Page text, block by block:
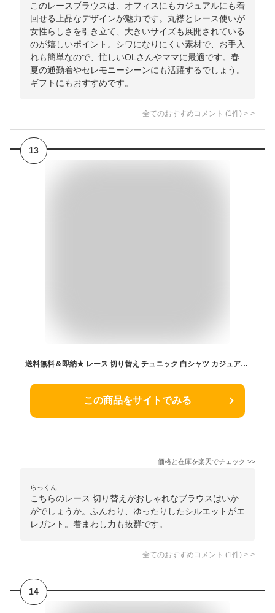
このレースブラウスは、オフィスにもカジュアルにも着
回せる上品なデザインが魅力です。丸襟とレース使いが
女性らしさを引き立て、大きいサイズも展開されている
のが嬉しいポイント。シワになりにくい素材で、お手入
れも簡単なので、忙しいOLさんやママに最適です。春
夏の通勤着やセレモニーシーンにも活躍するでしょう。
ギフトにもおすすめです。
全てのおすすめコメント (1 件) >
13
送料無料＆即納★ レース 切り替え チュニック 白シャツ カジュアル きれいめ 上品 ロング 五分袖 春 夏 / レディース トップス ふんわり ブラウス ゆったり シャツ シアー フレア 花柄 刺繍 ロングシャツ ロングブラウス シアーシャツ シアーブラウス シフォン 白 ホワイト
この商品をサイトでみる
価格と在庫を楽天でチェック >>
らっくん
こちらのレース 切り替えがおしゃれなブラウスはいか
がでしょうか。ふんわり、ゆったりしたシルエットがエ
レガント。着まわし力も抜群です。
全てのおすすめコメント (1 件) >
14